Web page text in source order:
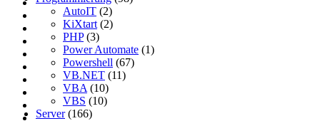
AutoIT (2)
KiXtart (2)
PHP(3)
Power Automate (1)
Powershell (67)
VB.NET (11)
VBA (10)
VBS (10)
Server(166)